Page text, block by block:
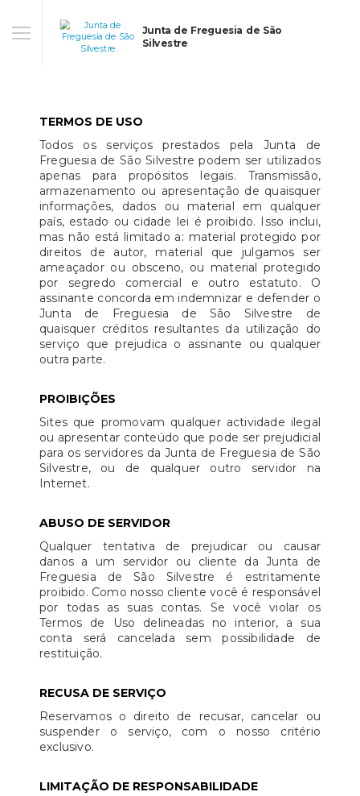
Junta de Freguesia de São
Silvestre
TERMOS DE USO
Todos os serviços prestados pela Junta de
Freguesia de São Silvestre podem ser utilizados
apenas para propósitos legais. Transmissão,
armazenamento ou apresentação de quaisquer
informações, dados ou material em qualquer
país, estado ou cidade lei é proibido. Isso inclui,
mas não está limitado a: material protegido por
direitos de autor, material que julgamos ser
ameaçador ou obsceno, ou material protegido
por segredo comercial e outro estatuto. O
assinante concorda em indemnizar e defender o
Junta de Freguesia de São Silvestre de
quaisquer créditos resultantes da utilização do
serviço que prejudica o assinante ou qualquer
outra parte.
PROIBIÇÕES
Sites que promovam qualquer actividade ilegal
ou apresentar conteúdo que pode ser prejudicial
para os servidores da Junta de Freguesia de São
Silvestre, ou de qualquer outro servidor na
Internet.
ABUSO DE SERVIDOR
Qualquer tentativa de prejudicar ou causar
danos a um servidor ou cliente da Junta de
Freguesia de São Silvestre é estritamente
proibido. Como nosso cliente você é responsável
por todas as suas contas. Se você violar os
Termos de Uso delineadas no interior, a sua
conta será cancelada sem possibilidade de
restituição.
RECUSA DE SERVIÇO
Reservamos o direito de recusar, cancelar ou
suspender o serviço, com o nosso critério
exclusivo.
LIMITAÇÃO DE RESPONSABILIDADE